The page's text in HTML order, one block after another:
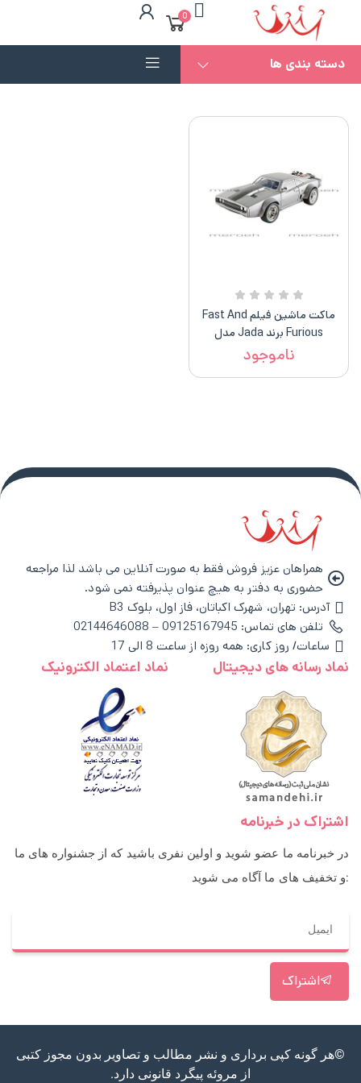
0
دسته بندی ها
ماکت ماشین فیلم Fast And
Furious برند Jada مدل
Dom’s Ice Charger
ناموجود
همراهان عزیز فروش فقط به صورت آنلاین می باشد لذا مراجعه
حضوری به دفتر به هیچ عنوان پذیرفته نمی شود.
آدرس: تهران، شهرک اکباتان، فاز اول، بلوک B3
تلفن های تماس: 09125167945 – 02144646088
ساعات/ روز کاری: همه روزه از ساعت 8 الی 17
نماد رسانه های دیجیتال نماد اعتماد الکترونیک
اشتراک در خبرنامه
در خبرنامه ما عضو شوید و اولین نفری باشید که از جشنواره های ما
و تخفیف های ما آگاه می شوید:
اشتراک
©هر گونه کپی برداری و نشر مطالب و تصاویر بدون مجوز کتبی
از مروئه پیگرد قانونی دارد.